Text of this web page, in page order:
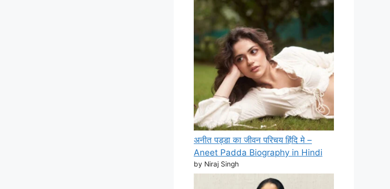
अनीत पड्डा का जीवन परिचय हिंदि मे –
Aneet Padda Biography in Hindi
by Niraj Singh